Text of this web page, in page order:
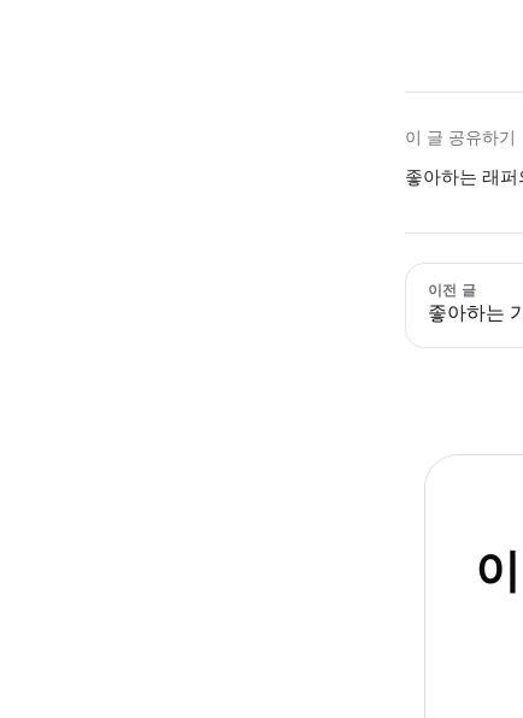
이 글 공유하기
좋아하는 래
이전 글
좋아하는